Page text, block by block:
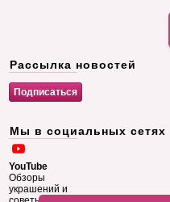
Рассылка новостей
Мы в социальных сетях
YouTube
Обзоры
украшений и